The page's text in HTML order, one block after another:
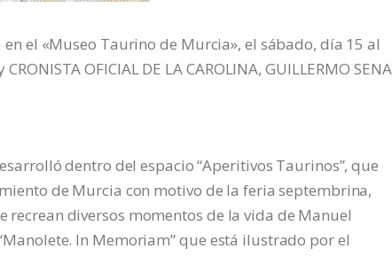
el «Museo Taurino de Murcia», el sábado, día 15 al
OFICIAL DE LA CAROLINA, GUILLERMO SENA
dentro del espacio “Aperitivos Taurinos”, que
de Murcia con motivo de la feria septembrina,
recrean diversos momentos de la vida de Manuel
In Memoriam” que está ilustrado por el